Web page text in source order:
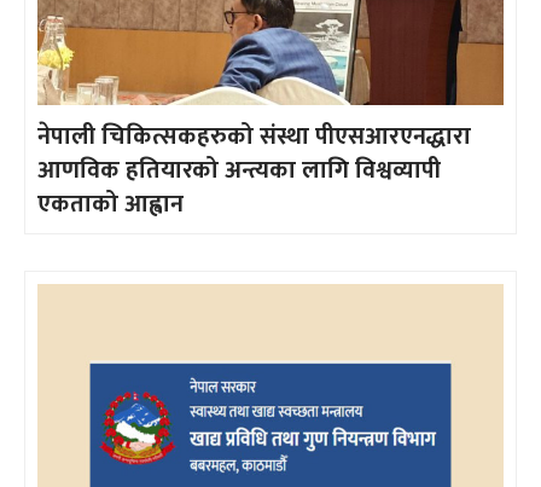
नेपाली चिकित्सकहरुको संस्था पीएसआरएनद्धारा
आणविक हतियारको अन्त्यका लागि विश्वव्यापी
एकताको आह्वान